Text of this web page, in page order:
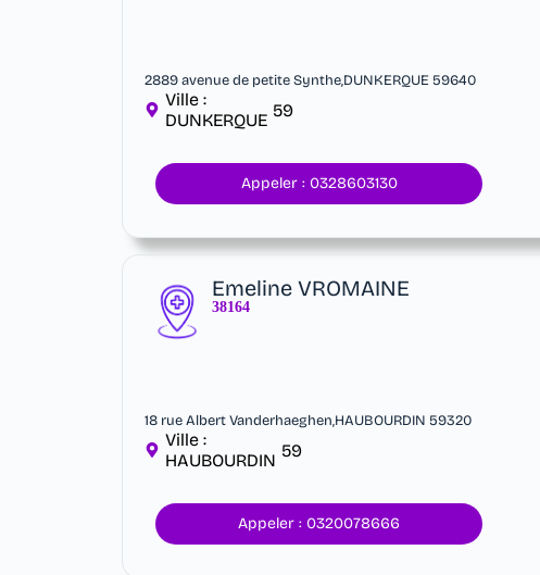
2889 avenue de petite Synthe,DUNKERQUE 59640
Ville :
DUNKERQUE 59
Appeler : 0328603130
Emeline VROMAINE
38164
18 rue Albert Vanderhaeghen,HAUBOURDIN 59320
Ville :
HAUBOURDIN 59
Appeler : 0320078666